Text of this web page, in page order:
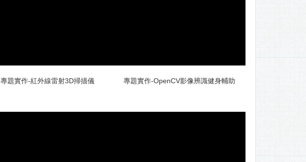
專題實作-紅外線雷射3D掃描儀 專題實作-OpenCV影像辨識健身輔助